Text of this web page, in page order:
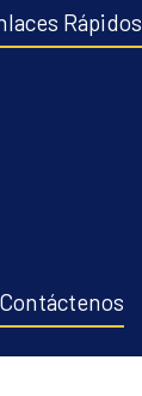
Rápidos
Contáctenos